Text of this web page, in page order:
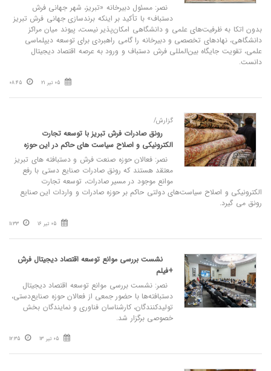
نصر: مسئول دبیرخانه «تبریز، شهر جهانی فرش
دستباف» با تأکید بر اینکه برندسازی جهانی فرش تبریز
بدون اتکا به ظرفیت‌های علمی و دانشگاهی امکان‌پذیر نیست، پیوند میان مراکز
دانشگاهی، نهادهای تخصصی و دبیرخانه را گامی راهبردی برای توسعه دیپلماسی
علمی، تقویت جایگاه بین‌المللی فرش دستباف و ورود به عرصه اقتصاد دیجیتال
دانست.
05 تیر 21 08:45
گزارش/
رونق صادرات فرش تبریز با توسعه تجارت
الکترونیکی و اصلاح سیاست‌ های حاکم در این حوزه
نصر: فعالان حوزه صنعت فرش و دستبافته های تبریز
معتقد هستند که رونق صادرات صنایع دستی با رفع
موانع موجود در مسیر صادرات، توسعه تجارت
الکترونیکی و اصلاح سیاست‌های دولتی حاکم بر حوزه صادرات و واردات این صنایع
رونق می گیرد.
05 تیر 16 11:33
نشست بررسی موانع توسعه اقتصاد دیجیتال فرش
+فیلم
نصر: نشست بررسی موانع توسعه اقتصاد دیجیتال
دستبافته‌ها با حضور جمعی از فعالان حوزه صنایع‌دستی،
تولیدکنندگان، کارشناسان فناوری و نمایندگان بخش
خصوصی برگزار شد.
05 تیر 13 12:35